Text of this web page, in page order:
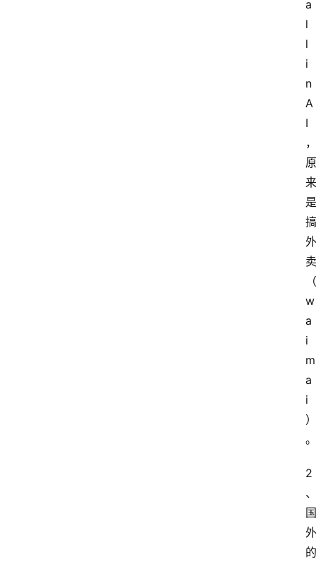
a
l
l
i
n
A
I
，
原
来
是
搞
外
卖
（
w
a
i
m
a
i
）
。
2
、
国
外
的